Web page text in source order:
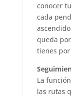
conocer
cada
queda
tienes
La
las rutas